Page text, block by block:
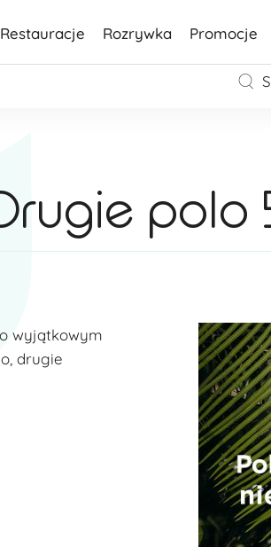
Restauracje Rozrywka Promocje
polo
wyjątkowym
drugie